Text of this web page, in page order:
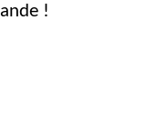
!